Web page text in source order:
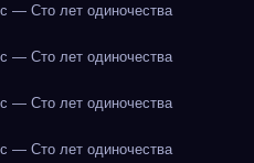
— Сто лет одиночества
— Сто лет одиночества
— Сто лет одиночества
— Сто лет одиночества